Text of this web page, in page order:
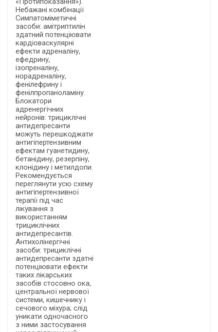
Небажані комбінації
Симпатоміметичні
засоби: амітриптилін
здатний потенціювати
кардіоваскулярні
ефекти адреналіну,
ефедрину,
ізопреналіну,
норадреналіну,
фенілефрину і
фенілпропаноламіну.
Блокатори
адренергічних
нейронів: трициклічні
антидепресанти
можуть перешкоджати
антигіпертензивним
ефектам гуанетидину,
бетанідину, резерпіну,
клонідину і метилдопи.
Рекомендується
переглянути усю схему
антигіпертензивної
терапії під час
лікування з
використанням
трициклічних
антидепресантів.
Антихолінергічні
засоби: трициклічні
антидепресанти здатні
потенціювати ефекти
таких лікарських
засобів стосовно ока,
центральної нервової
системи, кишечнику і
сечового міхура; слід
уникати одночасного
з ними застосування